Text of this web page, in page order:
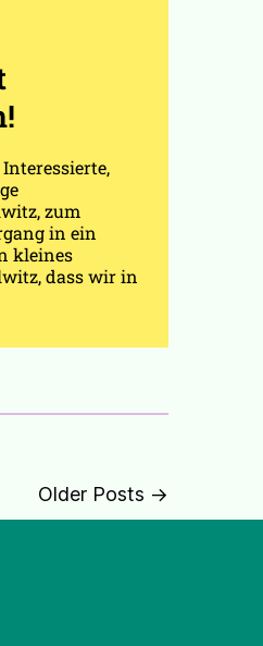
zum
in ein
kleines
dass wir in
Older Posts →